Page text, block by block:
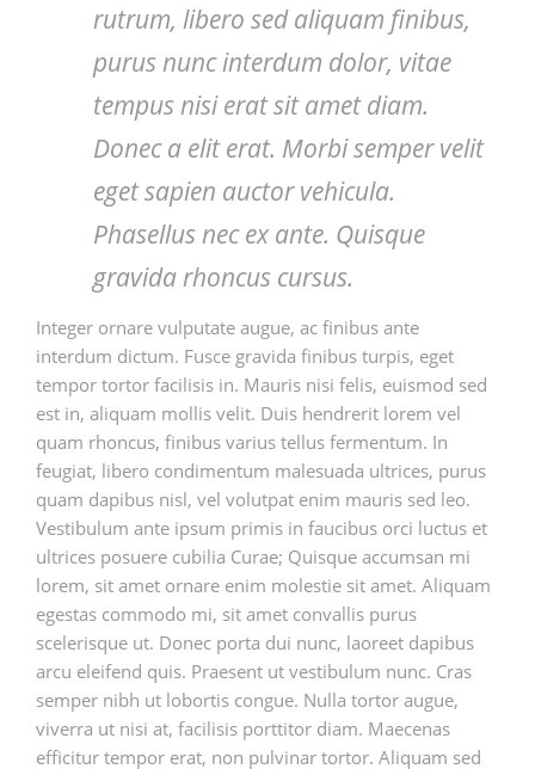
rutrum, libero sed aliquam finibus,
purus nunc interdum dolor, vitae
tempus nisi erat sit amet diam.
Donec a elit erat. Morbi semper velit
eget sapien auctor vehicula.
Phasellus nec ex ante. Quisque
gravida rhoncus cursus.
Integer ornare vulputate augue, ac finibus ante
interdum dictum. Fusce gravida finibus turpis, eget
tempor tortor facilisis in. Mauris nisi felis, euismod sed
est in, aliquam mollis velit. Duis hendrerit lorem vel
quam rhoncus, finibus varius tellus fermentum. In
feugiat, libero condimentum malesuada ultrices, purus
quam dapibus nisl, vel volutpat enim mauris sed leo.
Vestibulum ante ipsum primis in faucibus orci luctus et
ultrices posuere cubilia Curae; Quisque accumsan mi
lorem, sit amet ornare enim molestie sit amet. Aliquam
egestas commodo mi, sit amet convallis purus
scelerisque ut. Donec porta dui nunc, laoreet dapibus
arcu eleifend quis. Praesent ut vestibulum nunc. Cras
semper nibh ut lobortis congue. Nulla tortor augue,
viverra ut nisi at, facilisis porttitor diam. Maecenas
efficitur tempor erat, non pulvinar tortor. Aliquam sed